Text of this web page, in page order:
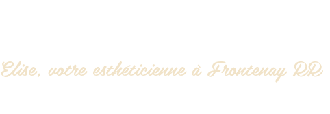
Elise, votre esthéticienne à Frontenay RR